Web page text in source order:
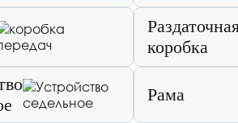
коробка
Рама